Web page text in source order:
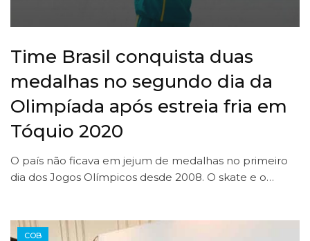
Time Brasil conquista duas
medalhas no segundo dia da
Olimpíada após estreia fria em
Tóquio 2020
O país não ficava em jejum de medalhas no primeiro
dia dos Jogos Olímpicos desde 2008. O skate e o…
COB